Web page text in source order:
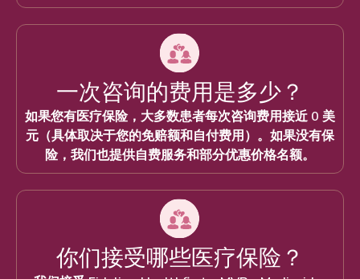
一次咨询的费用是多少？
如果您有医疗保险，大多数患者每次咨询费用接近 0 美
元（具体取决于您的免赔额和自付费用）。如果没有保
险，我们也提供自费服务和部分优惠价格名额。
你们接受哪些医疗保险？